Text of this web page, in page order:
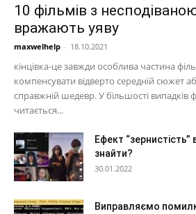
10 фільмів з
вражають уяву
maxwelhelp - 18.10.2021
кінцівка-це завжди особлива частина
компенсувати відверто середній сюжет
справжній шедевр. У більшості випадків
читається...
Ефект
знайти?
30.01.2022
Виправляємо